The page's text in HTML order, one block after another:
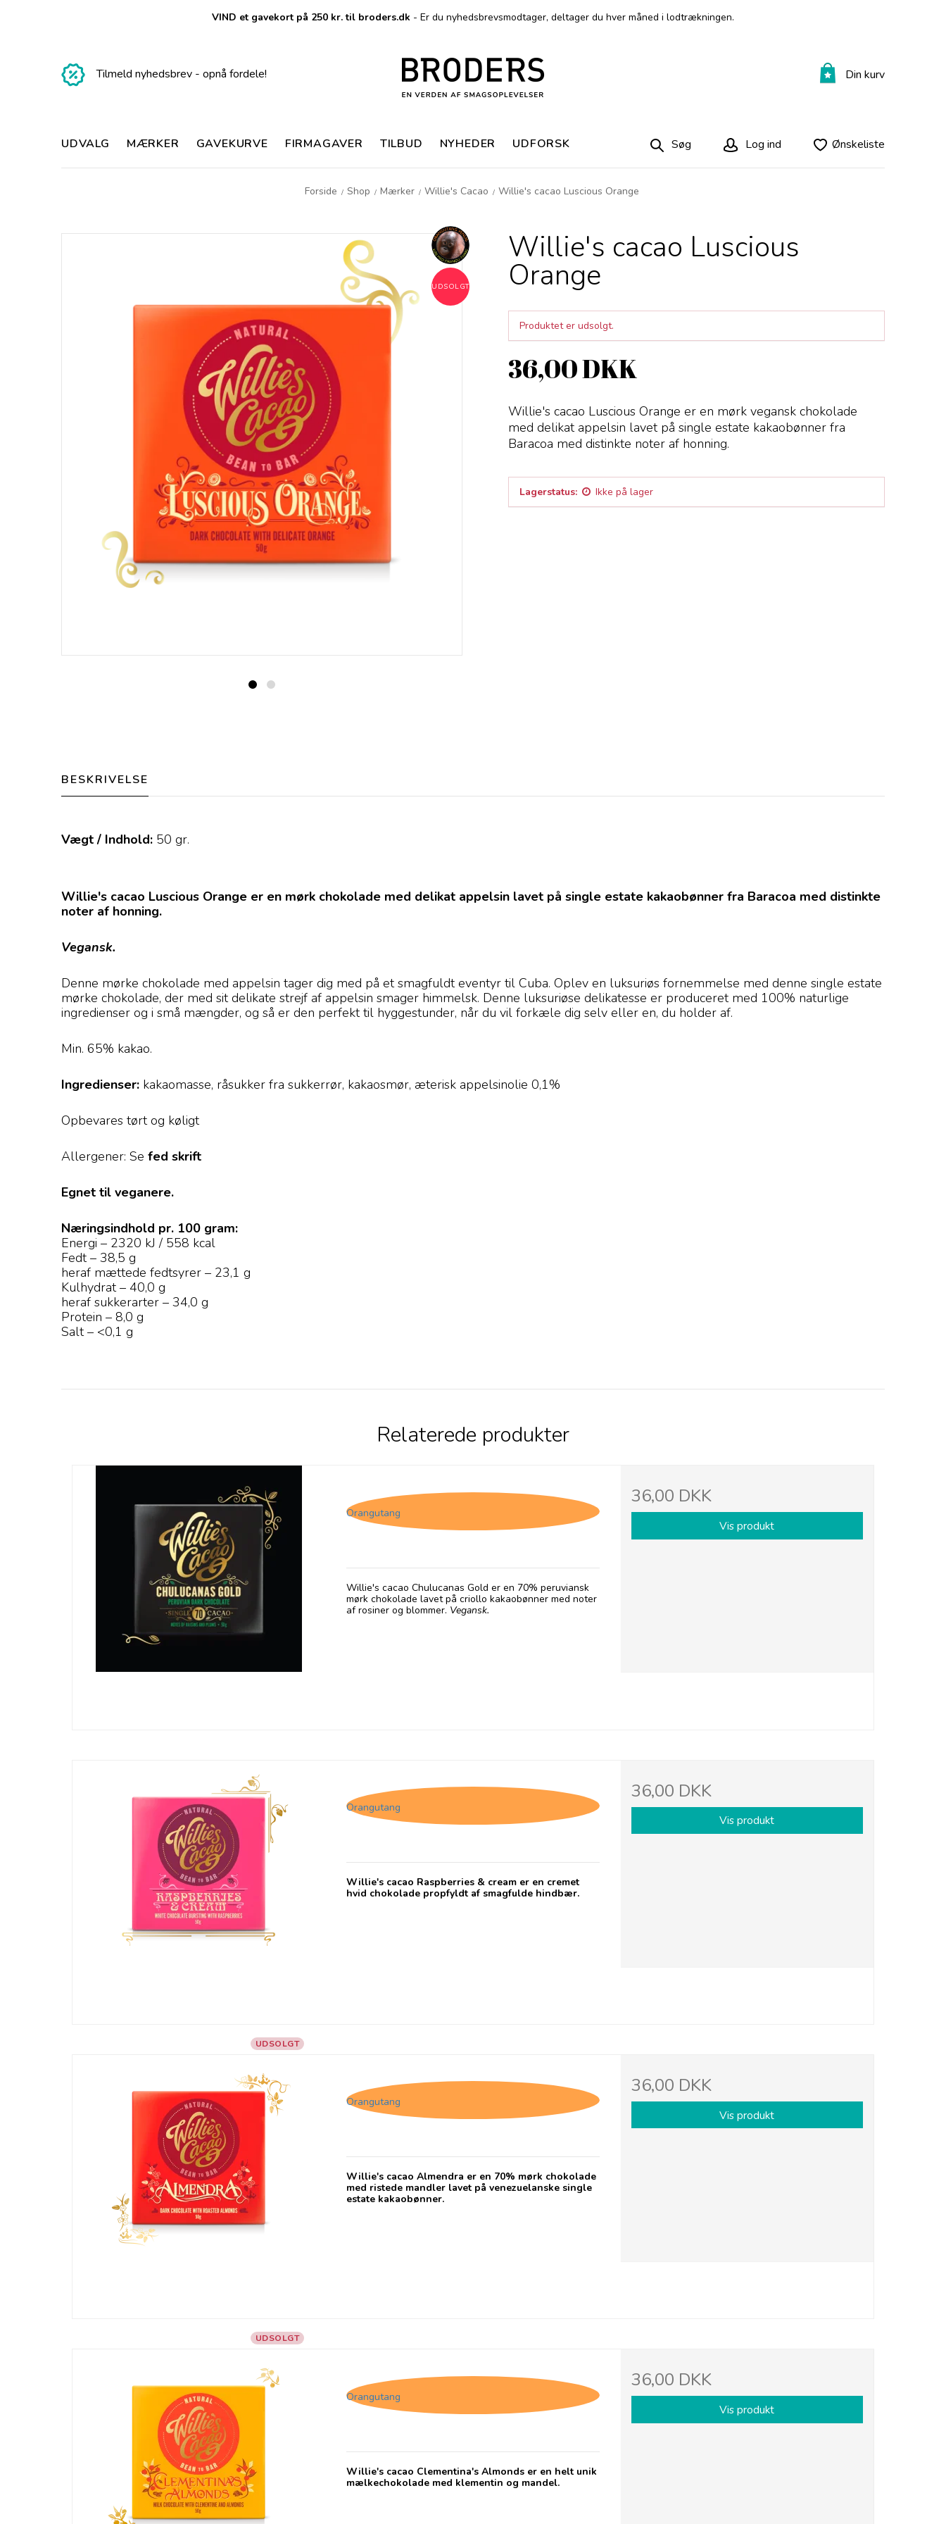
VIND et gavekort på 250 kr. til broders.dk - Er du nyhedsbrevsmodtager, deltager du hver måned i lodtrækningen.
Tilmeld nyhedsbrev - opnå fordele! Din kurv
UDVALG MÆRKER GAVEKURVE FIRMAGAVER TILBUD NYHEDER UDFORSK Søg Log ind Ønskeliste
Forside / Shop / Mærker / Willie's Cacao / Willie's cacao Luscious Orange
UDSOLGT
Willie's cacao Luscious
Orange
Produktet er udsolgt.
36,00 DKK
Willie's cacao Luscious Orange er en mørk vegansk chokolade
med delikat appelsin lavet på single estate kakaobønner fra
Baracoa med distinkte noter af honning.
Lagerstatus: Ikke på lager
BESKRIVELSE
Vægt / Indhold: 50 gr.
Willie's cacao Luscious Orange er en mørk chokolade med delikat appelsin lavet på single estate kakaobønner fra Baracoa med distinkte
noter af honning.
Vegansk.
Denne mørke chokolade med appelsin tager dig med på et smagfuldt eventyr til Cuba. Oplev en luksuriøs fornemmelse med denne single estate
mørke chokolade, der med sit delikate strejf af appelsin smager himmelsk. Denne luksuriøse delikatesse er produceret med 100% naturlige
ingredienser og i små mængder, og så er den perfekt til hyggestunder, når du vil forkæle dig selv eller en, du holder af.
Min. 65% kakao.
Ingredienser: kakaomasse, råsukker fra sukkerrør, kakaosmør, æterisk appelsinolie 0,1%
Opbevares tørt og køligt
Allergener: Se fed skrift
Egnet til veganere.
Næringsindhold pr. 100 gram:
Energi – 2320 kJ / 558 kcal
Fedt – 38,5 g
heraf mættede fedtsyrer – 23,1 g
Kulhydrat – 40,0 g
heraf sukkerarter – 34,0 g
Protein – 8,0 g
Salt – <0,1 g
Relaterede produkter
Orangutang
Willie's cacao Chulucanas Gold er en 70% peruviansk
mørk chokolade lavet på criollo kakaobønner med noter
af rosiner og blommer. Vegansk.
36,00 DKK
Vis produkt
Orangutang
Willie's cacao Raspberries & cream er en cremet
hvid chokolade propfyldt af smagfulde hindbær.
36,00 DKK
Vis produkt
UDSOLGT
Orangutang
Willie's cacao Almendra er en 70% mørk chokolade
med ristede mandler lavet på venezuelanske single
estate kakaobønner.
36,00 DKK
Vis produkt
UDSOLGT
Orangutang
Willie's cacao Clementina's Almonds er en helt unik
mælkechokolade med klementin og mandel.
36,00 DKK
Vis produkt